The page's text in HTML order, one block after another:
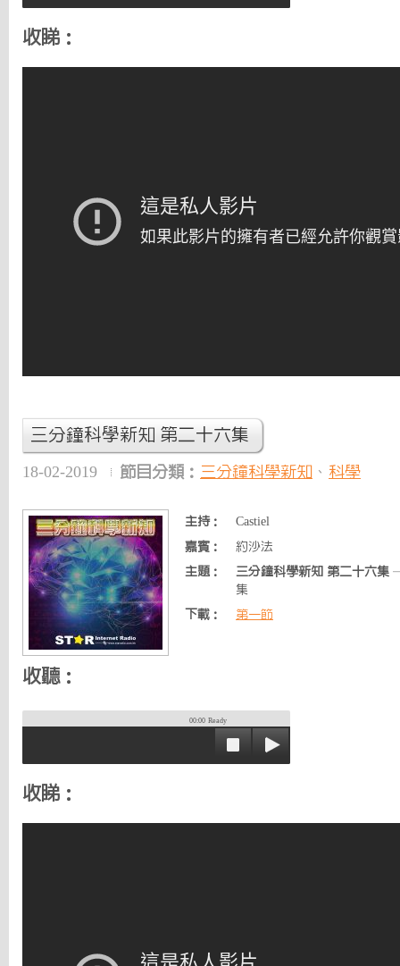
收睇：
三分鐘科學新知 第二十六集
18-02-2019 節目分類： 三分鐘科學新知 、 科學
主持：
Castiel
嘉賓：
約沙法
主題：
三分鐘科學新知 第二十六集
集
下載：
第一節
收聽：
00:00 Ready
收睇：